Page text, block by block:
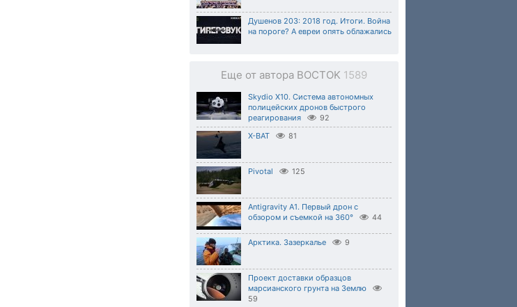
Душенов 203: 2018 год. Итоги. Война
на пороге? А евреи опять облажались
Еще от автора BOCTOK 1589
Skydio X10. Система автономных
полицейских дронов быстрого
реагирования
92
X-BAT 81
Pivotal 125
Antigravity A1. Первый дрон с
обзором и съемкой на 360°
44
Арктика. Зазеркалье 9
Проект доставки образцов
марсианского грунта на Землю
59